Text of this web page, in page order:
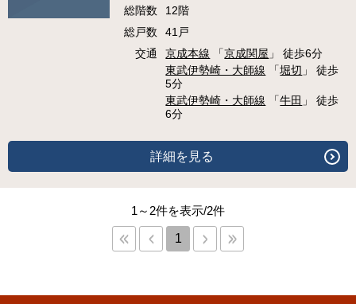
総階数
12階
総戸数
41戸
交通
京成本線 「京成関屋 」 徒歩6分
東武伊勢崎・大師線 「堀切 」 徒歩
5分
東武伊勢崎・大師線 「牛田 」 徒歩
6分
詳細を見る
1～2件を表示/2件
1